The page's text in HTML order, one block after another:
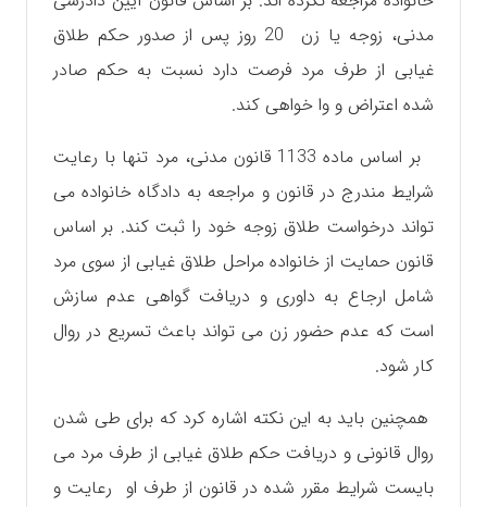
مدنی، زوجه یا زن 20 روز پس از صدور حکم طلاق
غیابی از طرف مرد فرصت دارد نسبت به حکم صادر
شده‌ اعتراض و وا خواهی کند.
بر اساس ماده 1133 قانون مدنی، مرد تنها با رعایت
شرایط مندرج در قانون و مراجعه به دادگاه خانواده می
تواند درخواست طلاق زوجه خود را ثبت کند. بر اساس
قانون حمایت از خانواده مراحل طلاق غیابی از سوی مرد
شامل ارجاع به داوری و دریافت گواهی عدم سازش
است که عدم حضور زن می تواند باعث تسریع در روال
کار شود.‌
همچنین باید به این نکته اشاره کرد که برای طی شدن
روال قانونی و دریافت حکم طلاق غیابی از طرف مرد می
بایست شرایط مقرر شده در قانون از طرف او رعایت و